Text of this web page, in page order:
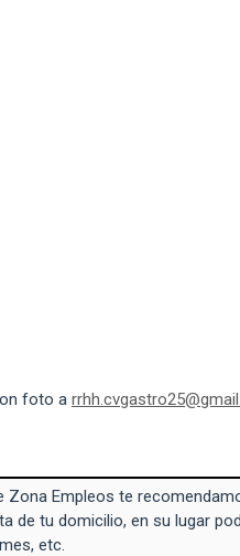
foto a
Zona Empleos te
de tu domicilio, en su lugar
etc.